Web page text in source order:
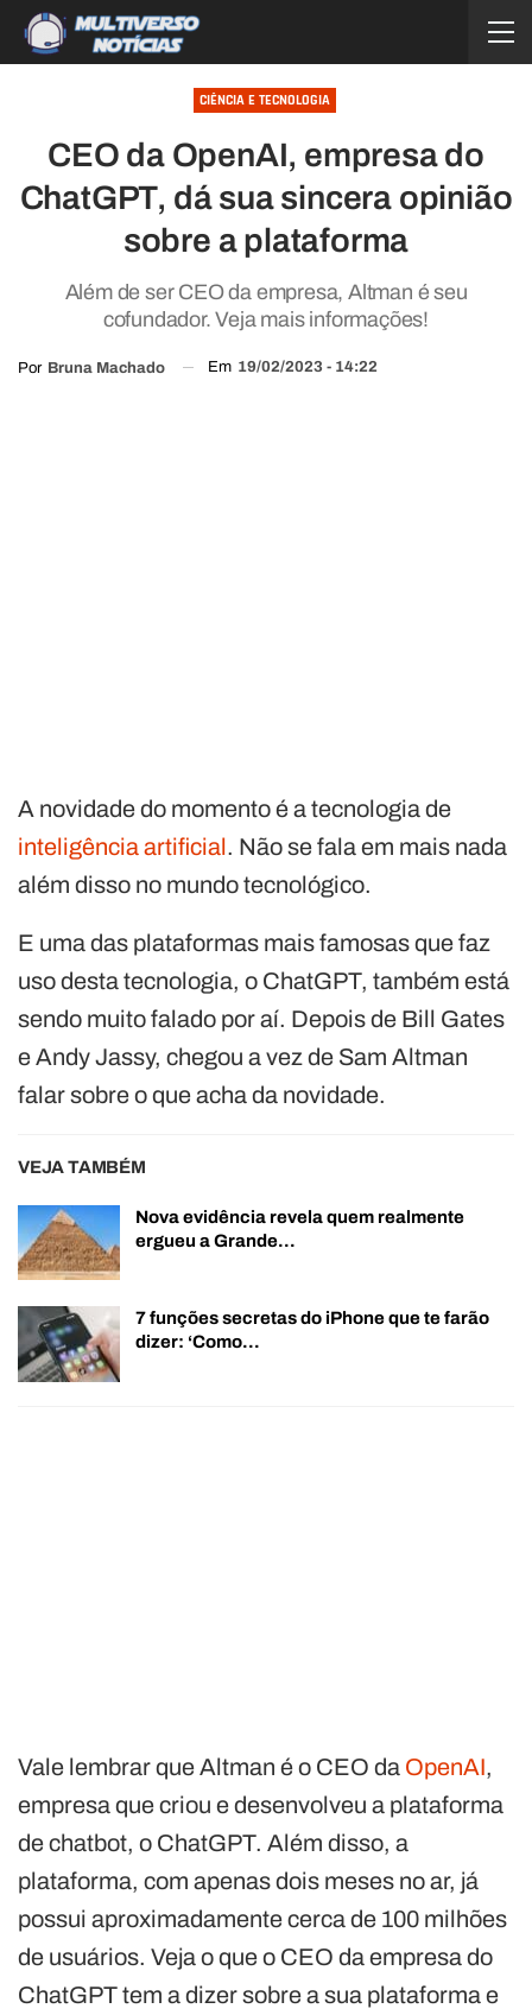
CIÊNCIA E TECNOLOGIA
CEO da OpenAI, empresa do
ChatGPT, dá sua sincera opinião
sobre a plataforma
Além de ser CEO da empresa, Altman é seu
cofundador. Veja mais informações!
Por Bruna Machado Em 19/02/2023 - 14:22
A novidade do momento é a tecnologia de
inteligência artificial. Não se fala em mais nada
além disso no mundo tecnológico.
E uma das plataformas mais famosas que faz
uso desta tecnologia, o ChatGPT, também está
sendo muito falado por aí. Depois de Bill Gates
e Andy Jassy, chegou a vez de Sam Altman
falar sobre o que acha da novidade.
VEJA TAMBÉM
Nova evidência revela quem realmente
ergueu a Grande…
7 funções secretas do iPhone que te farão
dizer: ‘Como…
Vale lembrar que Altman é o CEO da OpenAI,
empresa que criou e desenvolveu a plataforma
de chatbot, o ChatGPT. Além disso, a
plataforma, com apenas dois meses no ar, já
possui aproximadamente cerca de 100 milhões
de usuários. Veja o que o CEO da empresa do
ChatGPT tem a dizer sobre a sua plataforma e